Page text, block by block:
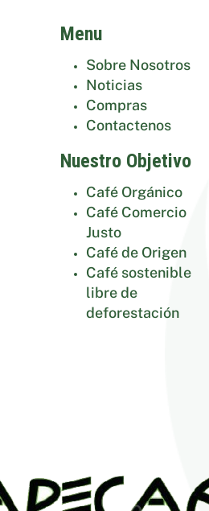
Menu
Sobre Nosotros
Noticias
Compras
Contactenos
Nuestro Objetivo
Café Orgánico
Café Comercio
Justo
Café de Origen
Café sostenible
libre de
deforestación